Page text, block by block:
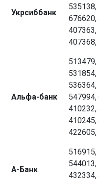
Укрсиббанк
535138,
676620,
407363,
407368,
Альфа-банк
513479,
531854,
536364,
547994,
410232,
410245,
422605,
А-Банк
516915,
544013,
432334,